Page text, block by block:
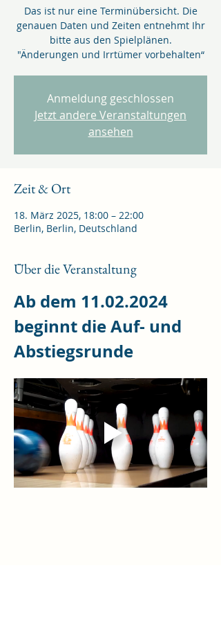
Das ist nur eine Terminübersicht. Die
genauen Daten und Zeiten entnehmt Ihr
bitte aus den Spielplänen.
"Änderungen und Irrtümer vorbehalten“
Anmeldung geschlossen
Jetzt andere Veranstaltungen
ansehen
Zeit & Ort
18. März 2025, 18:00 – 22:00
Berlin, Berlin, Deutschland
Über die Veranstaltung
Ab dem 11.02.2024
beginnt die Auf- und
Abstiegsrunde